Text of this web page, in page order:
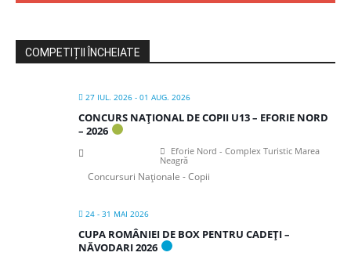
COMPETIȚII ÎNCHEIATE
27 IUL. 2026 - 01 AUG. 2026
CONCURS NAȚIONAL DE COPII U13 – EFORIE NORD
– 2026
Eforie Nord - Complex Turistic Marea
Neagră
Concursuri Naționale - Copii
24 - 31 MAI 2026
CUPA ROMÂNIEI DE BOX PENTRU CADEȚI –
NĂVODARI 2026